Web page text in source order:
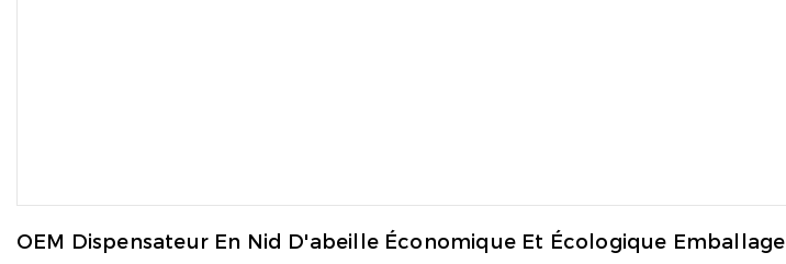
OEM Dispensateur En Nid D'abeille Économique Et Écologique Emballage